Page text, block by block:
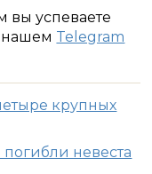
вы успеваете
нашем Telegram
крупных
невеста